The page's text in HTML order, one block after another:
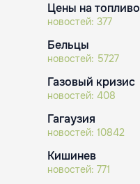
Цены на топливо
новостей: 377
Бельцы
новостей: 5727
Газовый кризис
новостей: 408
Гагаузия
новостей: 10842
Кишинев
новостей: 771